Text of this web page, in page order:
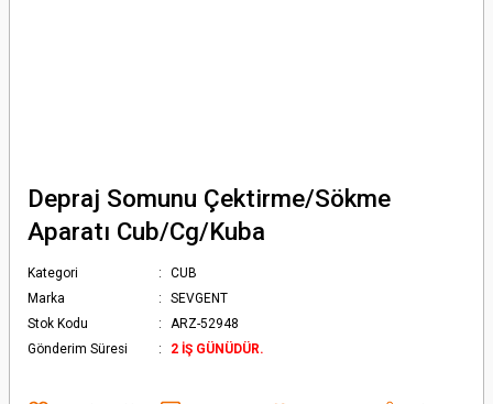
Depraj Somunu Çektirme/Sökme
Aparatı Cub/Cg/Kuba
Kategori
CUB
Marka
SEVGENT
Stok Kodu
ARZ-52948
Gönderim Süresi
2 İŞ GÜNÜDÜR.